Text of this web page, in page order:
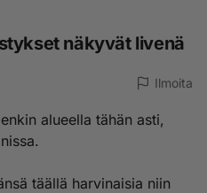
näkyvät livenä
Ilmoita
alueella tähän asti,
täällä harvinaisia niin